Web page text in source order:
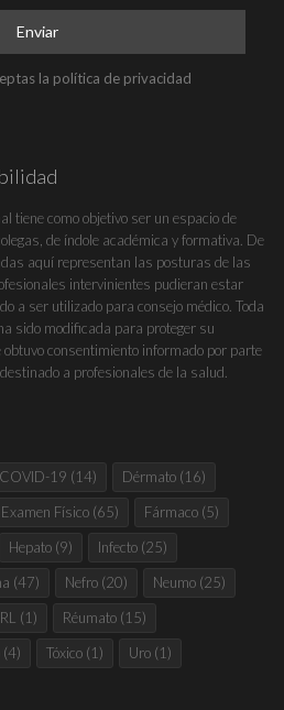
la política de privacidad
tiene como objetivo ser un espacio de
de índole académica y formativa. De
aquí representan las posturas de las
intervinientes pudieran estar
a ser utilizado para consejo médico. Toda
sido modificada para proteger su
consentimiento informado por parte
a profesionales de la salud.
COVID-19 (14) Dérmato (16)
Examen Físico (65) Fármaco (5)
Hepato (9) Infecto (25)
(47) Nefro (20) Neumo (25)
(1) Réumato (15)
(4) Tóxico (1) Uro (1)